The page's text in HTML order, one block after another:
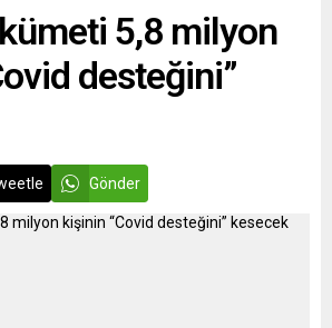
5,8 milyon
desteğini”
Gönder